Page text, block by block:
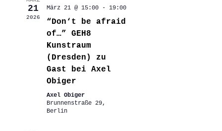
21
2026
März 21 @ 15:00- 19:00
“Don‘t be afraid
of…” GEH8
Kunstraum
(Dresden) zu
Gast bei Axel
Obiger
Axel Obiger
Brunnenstraße 29,
Berlin